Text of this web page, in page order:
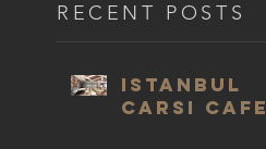
RECENT POSTS
ISTANBUL
CARSI CAFE